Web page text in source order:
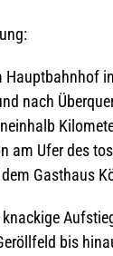
Haupt­bahn­hof
nach
am Ufer des
Gast­haus
bis